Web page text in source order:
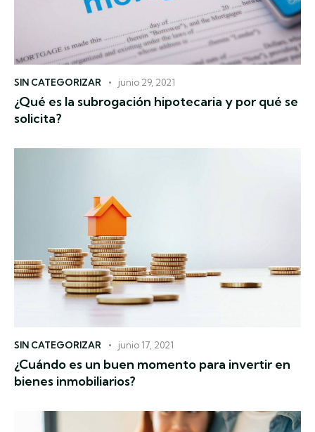
SIN CATEGORIZAR junio 29, 2021
¿Qué es la subrogación hipotecaria y por qué se
solicita?
SIN CATEGORIZAR junio 17, 2021
¿Cuándo es un buen momento para invertir en
bienes inmobiliarios?